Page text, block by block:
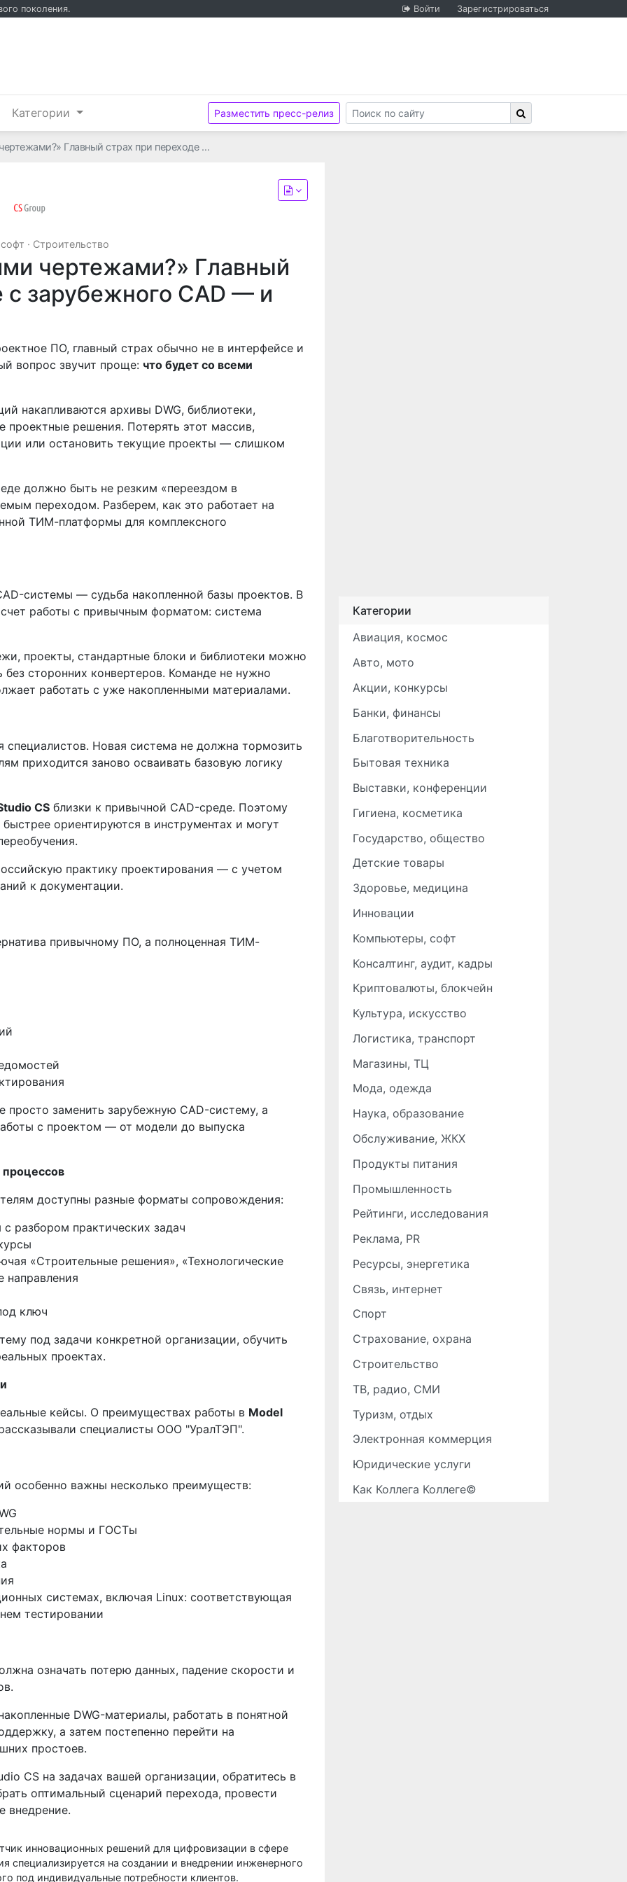
поколения. Войти Зарегистрироваться
Категории Разместить пресс-релиз
Главный страх при переходе …
· Строительство
чертежами?» Главный
с зарубежного CAD — и
ПО, главный страх обычно не в интерфейсе и
вопрос звучит проще: что будет со всеми
накапливаются архивы DWG, библиотеки,
проектные решения. Потерять этот массив,
или остановить текущие проекты — слишком
должно быть не резким «переездом в
переходом. Разберем, как это работает на
ТИМ-платформы для комплексного
системы — судьба накопленной базы проектов. В
работы с привычным форматом: система
проекты, стандартные блоки и библиотеки можно
без сторонних конвертеров. Команде не нужно
работать с уже накопленными материалами.
Новая система не должна тормозить
приходится заново осваивать базовую логику
CS близки к привычной CAD-среде. Поэтому
ориентируются в инструментах и могут
практику проектирования — с учетом
к документации.
привычному ПО, а полноценная ТИМ-
просто заменить зарубежную CAD-систему, а
с проектом — от модели до выпуска
доступны разные форматы сопровождения:
разбором практических задач
«Строительные решения», «Технологические
направления
ключ
под задачи конкретной организации, обучить
проектах.
кейсы. О преимуществах работы в Model
специалисты ООО "УралТЭП".
особенно важны несколько преимуществ:
нормы и ГОСТы
факторов
системах, включая Linux: соответствующая
тестировании
означать потерю данных, падение скорости и
DWG-материалы, работать в понятной
а затем постепенно перейти на
простоев.
CS на задачах вашей организации, обратитесь в
оптимальный сценарий перехода, провести
внедрение.
инновационных решений для цифровизации в сфере
специализируется на создании и внедрении инженерного
под индивидуальные потребности клиентов.
Категории
Авиация, космос
Авто, мото
Акции, конкурсы
Банки, финансы
Благотворительность
Бытовая техника
Выставки, конференции
Гигиена, косметика
Государство, общество
Детские товары
Здоровье, медицина
Инновации
Компьютеры, софт
Консалтинг, аудит, кадры
Криптовалюты, блокчейн
Культура, искусство
Логистика, транспорт
Магазины, ТЦ
Мода, одежда
Наука, образование
Обслуживание, ЖКХ
Продукты питания
Промышленность
Рейтинги, исследования
Реклама, PR
Ресурсы, энергетика
Связь, интернет
Спорт
Страхование, охрана
Строительство
ТВ, радио, СМИ
Туризм, отдых
Электронная коммерция
Юридические услуги
Как Коллега Коллеге©